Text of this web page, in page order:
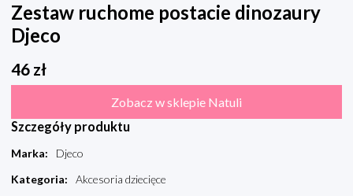
Zestaw ruchome postacie dinozaury
Djeco
46 zł
Zobacz w sklepie Natuli
Szczegóły produktu
Marka:
Djeco
Kategoria:
Akcesoria dziecięce